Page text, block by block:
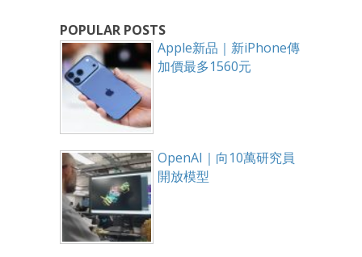
POPULAR POSTS
Apple新品｜新iPhone傳
加價最多1560元
OpenAI｜向10萬研究員
開放模型